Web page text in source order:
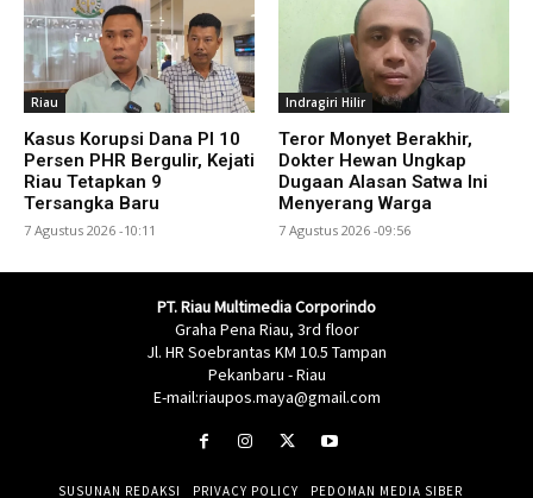
Riau
Kasus Korupsi Dana PI 10
Persen PHR Bergulir, Kejati
Riau Tetapkan 9
Tersangka Baru
7 Agustus 2026 -10:11
Indragiri Hilir
Teror Monyet Berakhir,
Dokter Hewan Ungkap
Dugaan Alasan Satwa Ini
Menyerang Warga
7 Agustus 2026 -09:56
PT. Riau Multimedia Corporindo
Graha Pena Riau, 3rd floor
Jl. HR Soebrantas KM 10.5 Tampan
Pekanbaru - Riau
E-mail:riaupos.maya@gmail.com
SUSUNAN REDAKSI PRIVACY POLICY PEDOMAN MEDIA SIBER